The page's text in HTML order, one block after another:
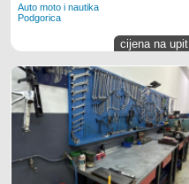
Auto moto i nautika
Podgorica
cijena na upit